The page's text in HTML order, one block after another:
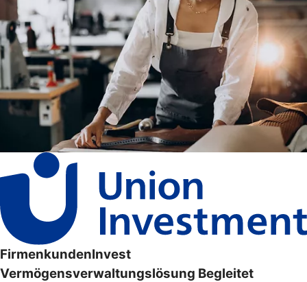
FirmenkundenInvest
Vermögensverwaltungslösung Begleitet